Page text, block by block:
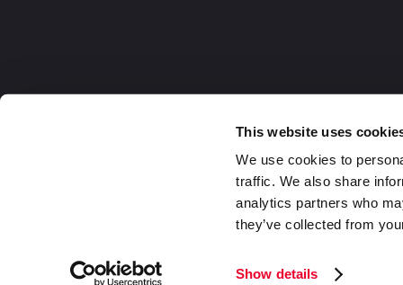
This website uses
We use cookies to
traffic. We also share
analytics partners who
they’ve collected from
Show details
2026 DaklaPack Group. Alle Rechte